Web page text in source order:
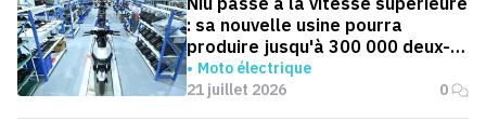
: sa nouvelle usine pourra
produire jusqu'à 300 000 deux-
roues électriques par an
Moto électrique
21 juillet 2026
0